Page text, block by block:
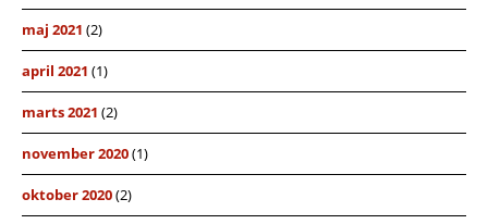
maj 2021 (2)
april 2021 (1)
marts 2021 (2)
november 2020(1)
oktober 2020(2)